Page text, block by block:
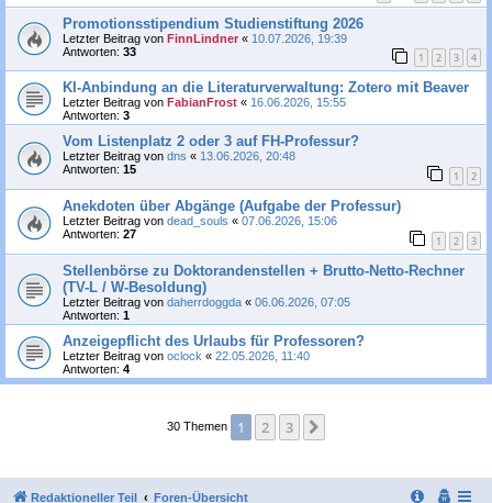
Promotionsstipendium Studienstiftung 2026
Letzter Beitrag von FinnLindner « 10.07.2026, 19:39
Antworten: 33 1 2 3 4
KI-Anbindung an die Literaturverwaltung: Zotero mit Beaver
Letzter Beitrag von FabianFrost « 16.06.2026, 15:55
Antworten: 3
Vom Listenplatz 2 oder 3 auf FH-Professur?
Letzter Beitrag von dns « 13.06.2026, 20:48
Antworten: 15 1 2
Anekdoten über Abgänge (Aufgabe der Professur)
Letzter Beitrag von dead_souls « 07.06.2026, 15:06
Antworten: 27 1 2 3
Stellenbörse zu Doktorandenstellen + Brutto-Netto-Rechner
(TV-L / W-Besoldung)
Letzter Beitrag von daherrdoggda « 06.06.2026, 07:05
Antworten: 1
Anzeigepflicht des Urlaubs für Professoren?
Letzter Beitrag von oclock « 22.05.2026, 11:40
Antworten: 4
30 Themen 1 2 3
Redaktioneller Teil Foren-Übersicht